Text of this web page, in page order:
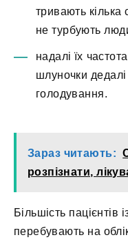
тривають кілька
не турбують
надалі їх
шлуночки
голодування.
Зараз читають:
розпізнати,
Більшість
перебувають на